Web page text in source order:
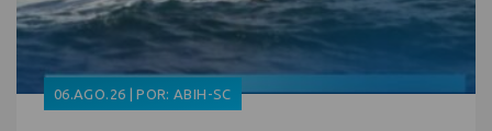
06.AGO.26 | POR: ABIH-SC